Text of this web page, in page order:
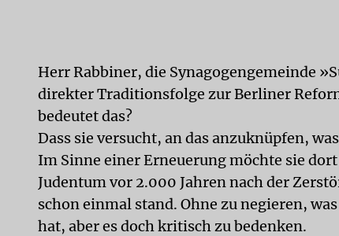
Herr Rabbiner, die Synagogengemeinde
direkter Traditionsfolge zur Berliner
bedeutet das?
Dass sie versucht, an das anzuknüpfen,
Im Sinne einer Erneuerung möchte sie
Judentum vor 2.000 Jahren nach der
schon einmal stand. Ohne zu negieren,
hat, aber es doch kritisch zu bedenken.